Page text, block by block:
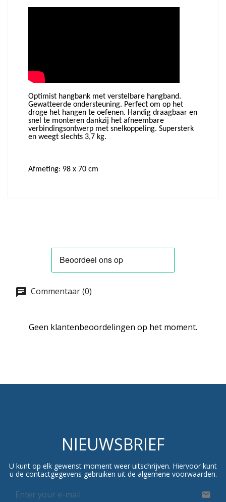
Optimist hangbank met verstelbare hangband.
Gewatteerde ondersteuning. Perfect om op het
droge het hangen te oefenen. Handig draagbaar en
snel te monteren dankzij het afneembare
verbindingsontwerp met snelkoppeling. Supersterk
en weegt slechts 3,7 kg.
Afmeting: 98 x 70 cm
Commentaar (0)
Geen klantenbeoordelingen op het moment.
NIEUWSBRIEF
U kunt op elk gewenst moment weer uitschrijven. Hiervoor kunt
u de contactgegevens gebruiken uit de algemene voorwaarden.
